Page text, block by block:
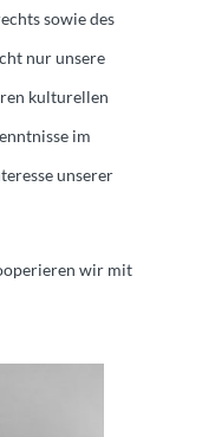
sowie des
nur unsere
kulturellen
im
unserer
wir mit